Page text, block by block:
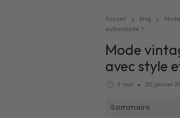
Accueil Blog
authenticité ?
Mode
avec style
3 min 30 janvier
Sommaire